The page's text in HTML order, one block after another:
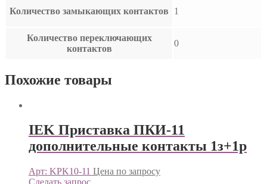
Количество замыкающих контактов 1
Количество переключающих
контактов
0
Похожие товары
IEK Приставка ПКИ-11
дополнительные контакты 1з+1р
Арт: KPK10-11 Цена по запросу